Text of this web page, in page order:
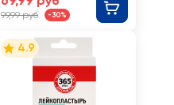
99,99 руб -30%
4.9